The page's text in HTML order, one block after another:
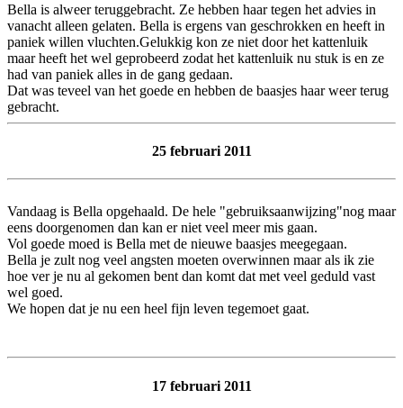
Bella is alweer teruggebracht. Ze hebben haar tegen het advies in
vanacht alleen gelaten. Bella is ergens van geschrokken en heeft in
paniek willen vluchten.Gelukkig kon ze niet door het kattenluik
maar heeft het wel geprobeerd zodat het kattenluik nu stuk is en ze
had van paniek alles in de gang gedaan.
Dat was teveel van het goede en hebben de baasjes haar weer terug
gebracht.
25 februari 2011
Vandaag is Bella opgehaald. De hele "gebruiksaanwijzing"nog maar
eens doorgenomen dan kan er niet veel meer mis gaan.
Vol goede moed is Bella met de nieuwe baasjes meegegaan.
Bella je zult nog veel angsten moeten overwinnen maar als ik zie
hoe ver je nu al gekomen bent dan komt dat met veel geduld vast
wel goed.
We hopen dat je nu een heel fijn leven tegemoet gaat.
17 februari 2011